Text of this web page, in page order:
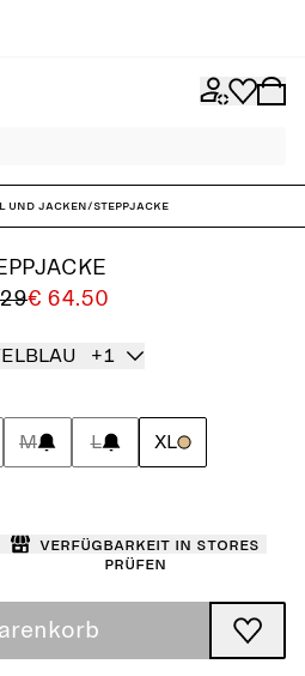
und Jacken/Steppjacke
€ 64.50
+1
M L XL
Verfügbarkeit in Stores
prüfen